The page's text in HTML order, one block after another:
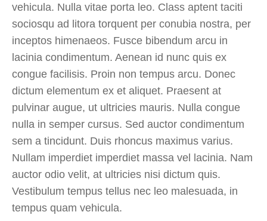
vehicula. Nulla vitae porta leo. Class aptent taciti
sociosqu ad litora torquent per conubia nostra, per
inceptos himenaeos. Fusce bibendum arcu in
lacinia condimentum. Aenean id nunc quis ex
congue facilisis. Proin non tempus arcu. Donec
dictum elementum ex et aliquet. Praesent at
pulvinar augue, ut ultricies mauris. Nulla congue
nulla in semper cursus. Sed auctor condimentum
sem a tincidunt. Duis rhoncus maximus varius.
Nullam imperdiet imperdiet massa vel lacinia. Nam
auctor odio velit, at ultricies nisi dictum quis.
Vestibulum tempus tellus nec leo malesuada, in
tempus quam vehicula.